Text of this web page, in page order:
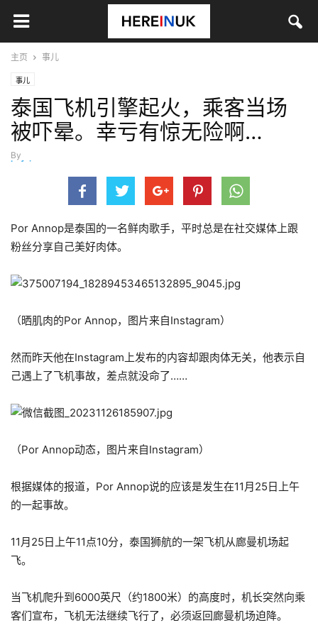
主页 事儿
事儿
泰国飞机引擎起火，乘客当场
被吓晕。幸亏有惊无险啊…
By
hefei
Por Annop是泰国的一名鲜肉歌手，平时总是在社交媒体上跟
粉丝分享自己美好肉体。
（晒肌肉的Por Annop，图片来自Instagram）
然而昨天他在Instagram上发布的内容却跟肉体无关，他表示自
己遇上了飞机事故，差点就没命了……
（Por Annop动态，图片来自Instagram）
根据媒体的报道，Por Annop说的应该是发生在11月25日上午
的一起事故。
11月25日上午11点10分，泰国狮航的一架飞机从廊曼机场起
飞。
当飞机爬升到6000英尺（约1800米）的高度时，机长突然向乘
客们宣布，飞机无法继续飞行了，必须返回廊曼机场迫降。